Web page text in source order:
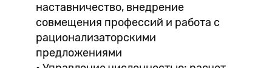
наставничество, внедрение
совмещения профессий и работа с
рационализаторскими
предложениями